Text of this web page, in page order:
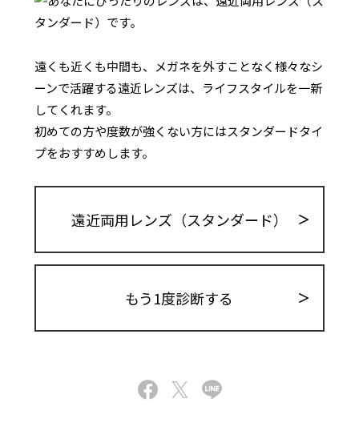
遠くも近くも中間も、メガネを外すことなく様々なシ
ーンで活躍する遠近レンズは、ライフスタイルを一新
してくれます。
初めての方や度数が強くない方にはスタンダードタイ
プをおすすめします。
遠近両用レンズ（スタンダード）
もう1度診断する